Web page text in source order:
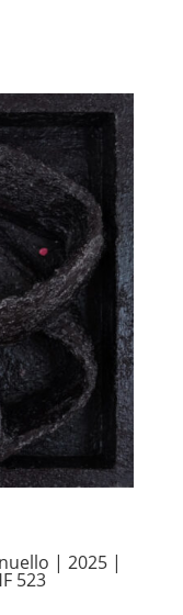
| 2025 |
523